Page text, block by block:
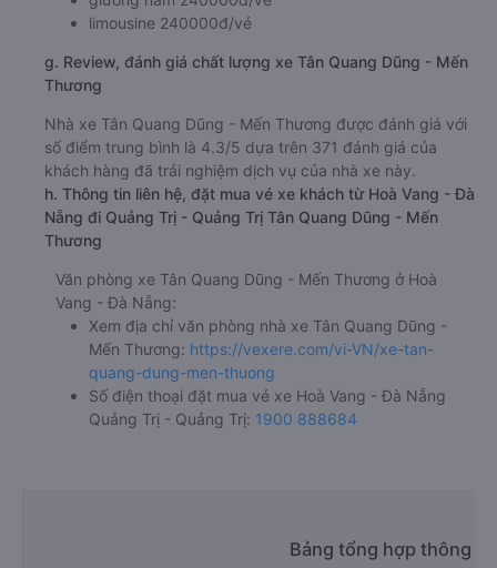
limousine 240000đ/vé
g. Review, đánh giá chất lượng xe Tân Quang Dũng - Mến
Thương
Nhà xe Tân Quang Dũng - Mến Thương được đánh giá với
số điểm trung bình là 4.3/5 dựa trên 371 đánh giá của
khách hàng đã trải nghiệm dịch vụ của nhà xe này.
h. Thông tin liên hệ, đặt mua vé xe khách từ Hoà Vang - Đà
Nẵng đi Quảng Trị - Quảng Trị Tân Quang Dũng - Mến
Thương
Văn phòng xe Tân Quang Dũng - Mến Thương ở Hoà
Vang - Đà Nẵng:
Xem địa chỉ văn phòng nhà xe Tân Quang Dũng -
Mến Thương: https://vexere.com/vi-VN/xe-tan-
quang-dung-men-thuong
Số điện thoại đặt mua vé xe Hoà Vang - Đà Nẵng
Quảng Trị - Quảng Trị: 1900 888684
Bảng tổng hợp thông